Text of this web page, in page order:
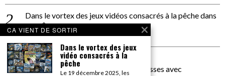
Dans le vortex des jeux vidéos consacrés à la pêchedans
PACÔME THIELLEMENT
La séance d’Hip Gnose
La Patrie
dans
On a parlé Dolce Vita et lutte des classes avec
CA VIENT DE SORTIR
Dans le vortex des jeux
vidéo consacrés à la
pêche
Le 19 décembre 2025, les